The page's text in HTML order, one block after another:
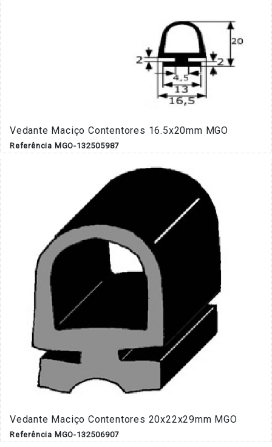
Vedante Maciço Contentores 16.5x20mm MGO
Referência MGO-132505987
Vedante Maciço Contentores 20x22x29mm MGO
Referência MGO-132506907